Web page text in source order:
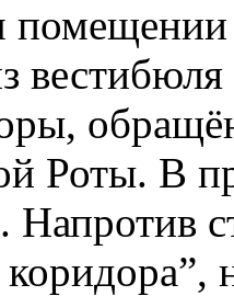
вестибюля
Роты. В
Напротив